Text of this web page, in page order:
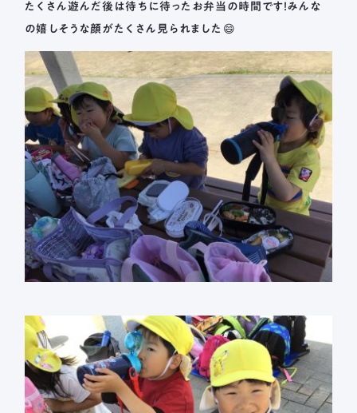
たくさん遊んだ後は待ちに待ったお弁当の時間です！みんな
の嬉しそうな顔がたくさん見られました😄